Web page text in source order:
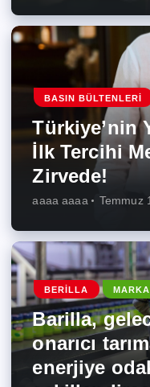
BASIN BÜLTENLERI
Türkiye’nin
İlk Tercihi
Zirvede!
aaaa aaaa Temmuz
BERILLA
Barilla,
onarıcı
enerjiye